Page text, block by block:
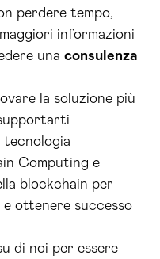
perdere tempo,
informazioni
una consulenza
la soluzione più
tecnologia
Computing e
blockchain per
ottenere successo
di noi per essere